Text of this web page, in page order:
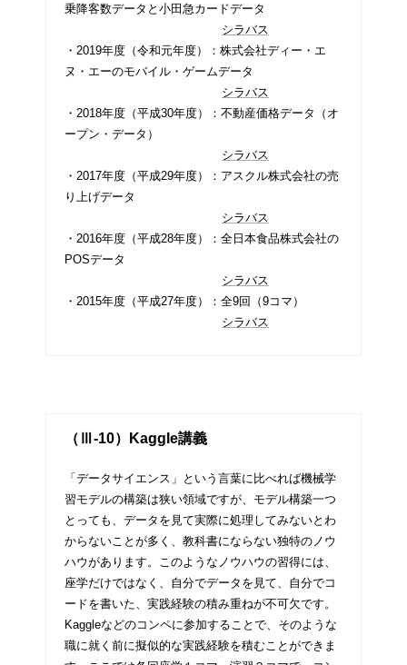
乗降客数データと小田急カードデータ
シラバス
・2019年度（令和元年度）：株式会社ディー・エ
ヌ・エーのモバイル・ゲームデータ
シラバス
・2018年度（平成30年度）：不動産価格データ（オ
ープン・データ）
シラバス
・2017年度（平成29年度）：アスクル株式会社の売
り上げデータ
シラバス
・2016年度（平成28年度）：全日本食品株式会社の
POSデータ
シラバス
・2015年度（平成27年度）：全9回（9コマ）
シラバス
（Ⅲ-10） Kaggle講義
「データサイエンス」という言葉に比べれば機械学
習モデルの構築は狭い領域ですが、モデル構築一つ
とっても、データを見て実際に処理してみないとわ
からないことが多く、教科書にならない独特のノウ
ハウがあります。このようなノウハウの習得には、
座学だけではなく、自分でデータを見て、自分でコ
ードを書いた、実践経験の積み重ねが不可欠です。
Kaggleなどのコンペに参加することで、そのような
職に就く前に擬似的な実践経験を積むことができま